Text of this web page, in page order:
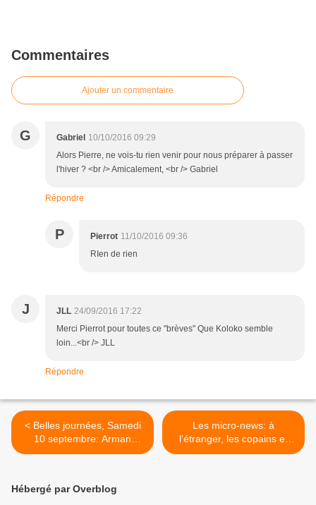
Commentaires
Ajouter un commentaire
G Gabriel 10/10/2016 09:29
Alors Pierre, ne vois-tu rien venir pour nous préparer à passer
l'hiver ? <br /> Amicalement, <br /> Gabriel
Répondre
P Pierrot 11/10/2016 09:36
RIen de rien
J JLL 24/09/2016 17:22
Merci Pierrot pour toutes ce "brèves" Que Koloko semble
loin...<br /> JLL
Répondre
< Belles journées, Samedi
10 septembre: Arman
Méliès, La Grande Sophie,
Les micro-news: à
l'étranger, les copains et
lecture >
Hébergé par Overblog